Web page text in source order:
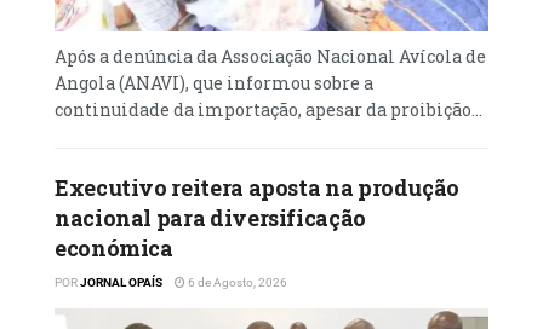
A iniciativa, acrescenta a nota, vem na
senda do compromisso do Governo de
Angola de aumentar a oferta, em quantidade
e qualidade, dos indispensáveis serviços de
encabeça uma delegação do pelouro em
visita de trabalho na China.
Após a denúncia da Associação Nacional Avícola de
Angola (ANAVI), que informou sobre a
continuidade da importação, apesar da proibição...
Executivo reitera aposta na produção
nacional para diversificação
económica
PORJORNAL OPAÍS 6 de Agosto, 2026